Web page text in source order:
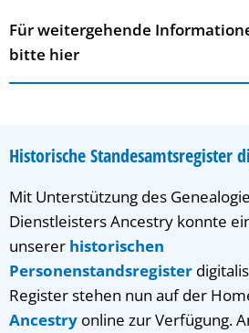
Für weitergehende
bitte hier
Historische Standesamtsregister
Mit Unterstützung des
Dienstleisters Ancestry konnte
unserer historischen
Personenstandsregister
Register stehen nun auf der
Ancestry online zur Verfügung.